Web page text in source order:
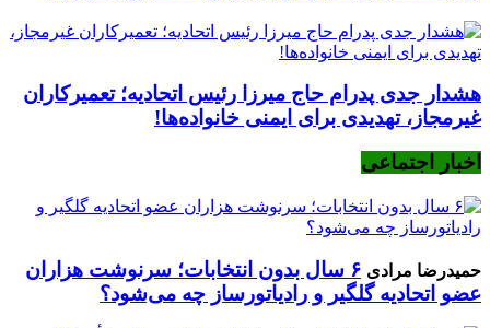
هشدار جدی پدرام حاج میرزا رئیس اتحادیه؛ تعمیرکاران
غیرمجاز، تهدیدی برای ایمنی خانواده‌ها!
اخبار اجتماعی
حمیدرضا مرادی
۶ سال بدون انتخابات؛ سرنوشت هزاران
عضو اتحادیه گلگیر و رادیاتورساز چه می‌شود؟